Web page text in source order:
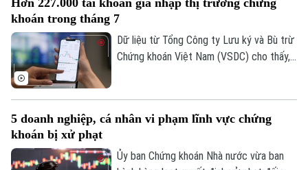
đưa VN-Index đảo chiều đi lên.
khoán trong tháng 7
Dữ liệu từ Tổng Công ty Lưu ký và Bù trừ
Chứng khoán Việt Nam (VSDC) cho thấy,
tháng 7, thị trường có 13,66 triệu tài
227.300 tài khoản so với cuối tháng 6.
5 doanh nghiệp, cá nhân vi phạm lĩnh vực chứng
khoán bị xử phạt
Ủy ban Chứng khoán Nhà nước vừa ban